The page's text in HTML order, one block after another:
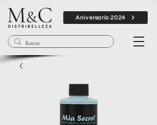
Aniversario 2024